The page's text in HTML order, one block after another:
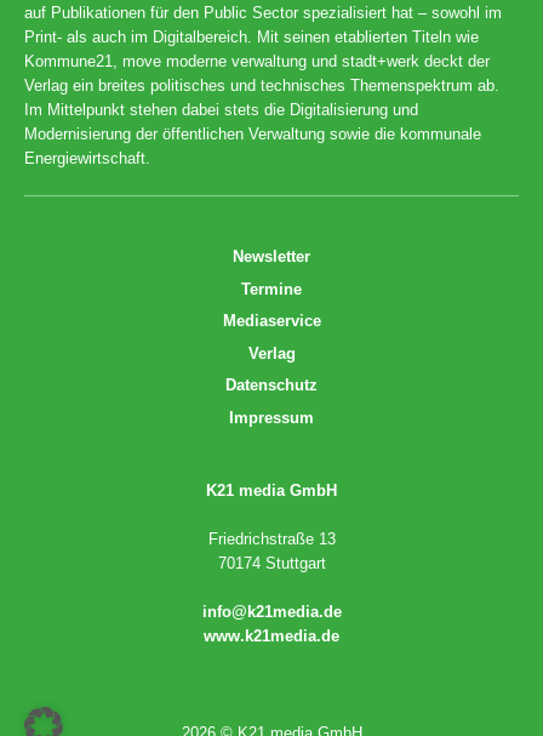
auf Publikationen für den Public Sector spezialisiert hat – sowohl im
Print- als auch im Digitalbereich. Mit seinen etablierten Titeln wie
Kommune21, move moderne verwaltung und stadt+werk deckt der
Verlag ein breites politisches und technisches Themenspektrum ab.
Im Mittelpunkt stehen dabei stets die Digitalisierung und
Modernisierung der öffentlichen Verwaltung sowie die kommunale
Energiewirtschaft.
Newsletter
Termine
Mediaservice
Verlag
Datenschutz
Impressum
K21 media GmbH
Friedrichstraße 13
70174 Stuttgart
info@k21media.de
www.k21media.de